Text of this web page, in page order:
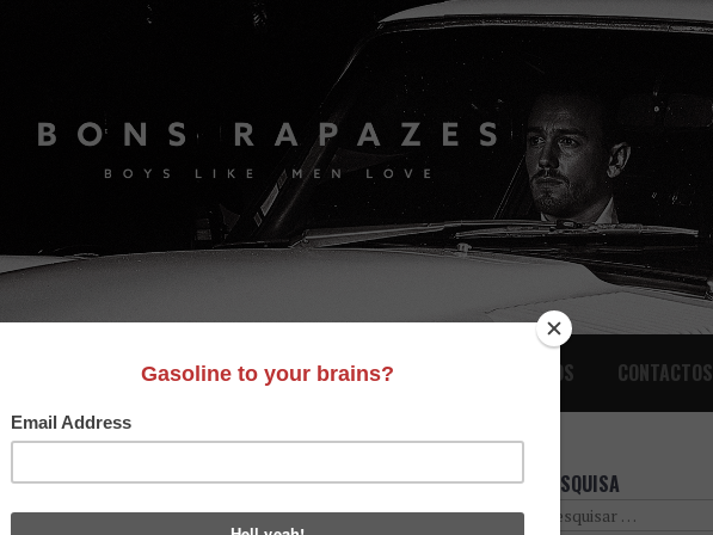
LIFESTYLE VIDEO MOTORES BONS AMIGOS CONTACTOS
PESQUISA
Search